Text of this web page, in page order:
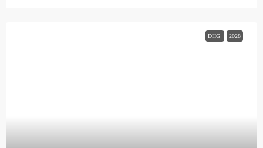
DHG 2028